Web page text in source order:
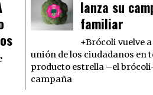
lanza su
familiar
+Brócoli vuelve
unión de los ciudadanos en
producto estrella –el
campaña